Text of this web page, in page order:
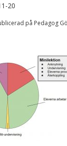
20
på Pedagog